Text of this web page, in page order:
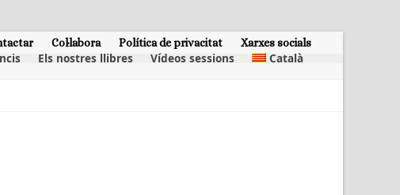
Col·labora Política de privacitat Xarxes socials
Els nostres llibres Vídeos sessions Català